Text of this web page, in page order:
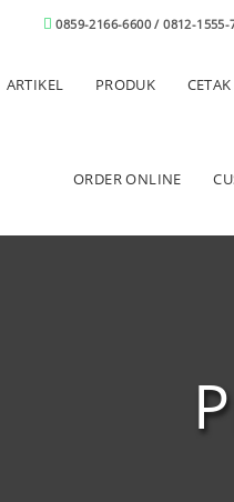
0859-2166-6600 / 0812-1555-
ARTIKEL PRODUK
ORDER ONLINE